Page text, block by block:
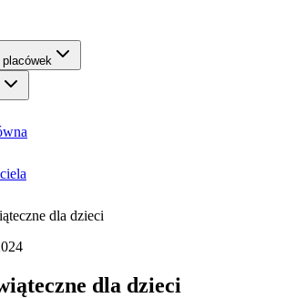
placówek
dla dzieci
dla dzieci